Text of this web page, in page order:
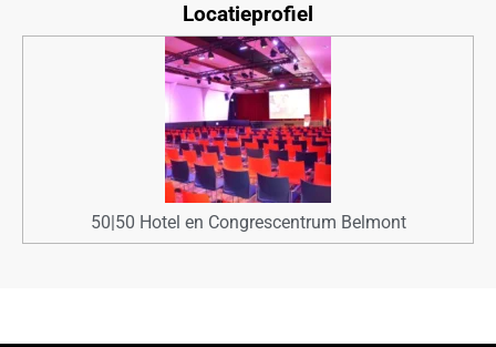
Locatieprofiel
50|50 Hotel en Congrescentrum Belmont